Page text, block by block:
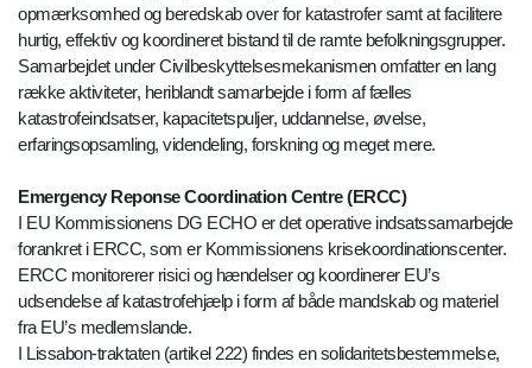
opmærksomhed og beredskab over for katastrofer samt at facilitere
hurtig, effektiv og koordineret bistand til de ramte befolkningsgrupper.
Samarbejdet under Civilbeskyttelsesmekanismen omfatter en lang
række aktiviteter, heriblandt samarbejde i form af fælles
katastrofeindsatser, kapacitetspuljer, uddannelse, øvelse,
erfaringsopsamling, videndeling, forskning og meget mere.
Emergency Reponse Coordination Centre (ERCC)
I EU Kommissionens DG ECHO er det operative indsatssamarbejde
forankret i ERCC, som er Kommissionens krisekoordinationscenter.
ERCC monitorerer risici og hændelser og koordinerer EU’s
udsendelse af katastrofehjælp i form af både mandskab og materiel
fra EU’s medlemslande.
I Lissabon-traktaten (artikel 222) findes en solidaritetsbestemmelse,